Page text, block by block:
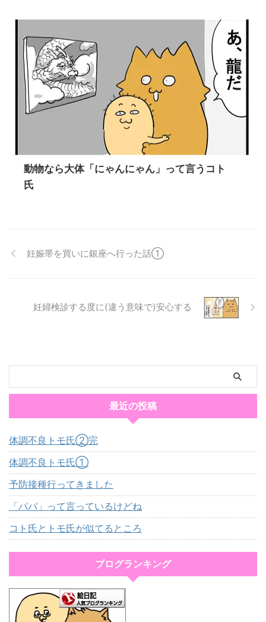
動物なら大体「にゃんにゃん」って言うコト
氏
妊娠帯を買いに銀座へ行った話①
妊婦検診する度に(違う意味で)安心する
最近の投稿
体調不良トモ氏②完
体調不良トモ氏①
予防接種行ってきました
「パパ」って言っているけどね
コト氏とトモ氏が似てるところ
ブログランキング